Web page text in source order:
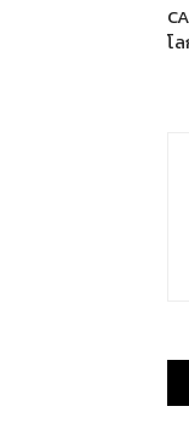
โ